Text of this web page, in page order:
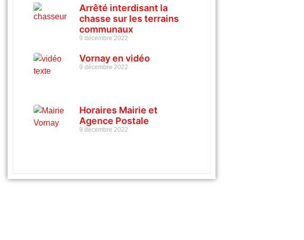
Arrêté interdisant la
chasse sur les terrains
communaux
9 décembre 2022
Vornay en vidéo
9 décembre 2022
Horaires Mairie et
Agence Postale
9 décembre 2022